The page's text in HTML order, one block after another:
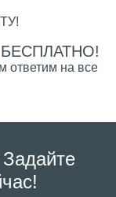
БЕСПЛАТНО!
ответим на все